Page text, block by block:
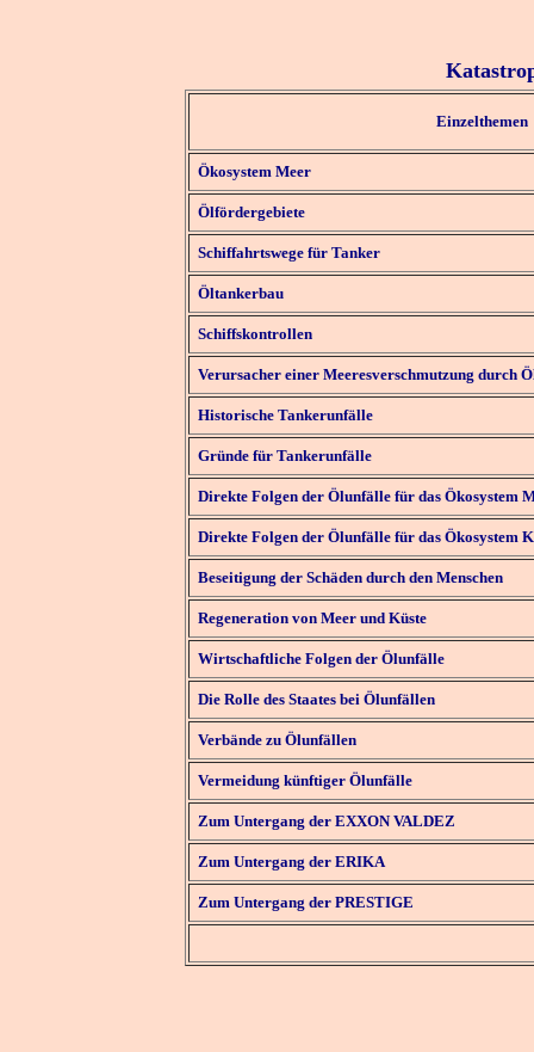
Einzelthemen
Ökosystem Meer
Ölfördergebiete
Schiffahrtswege für Tanker
Öltankerbau
Schiffskontrollen
Verursacher einer Meeresverschmutzung durch
Historische Tankerunfälle
Gründe für Tankerunfälle
Direkte Folgen der Ölunfälle für das Ökosystem
Direkte Folgen der Ölunfälle für das Ökosystem
Beseitigung der Schäden durch den Menschen
Regeneration von Meer und Küste
Wirtschaftliche Folgen der Ölunfälle
Die Rolle des Staates bei Ölunfällen
Verbände zu Ölunfällen
Vermeidung künftiger Ölunfälle
Zum Untergang der EXXON VALDEZ
Zum Untergang der ERIKA
Zum Untergang der PRESTIGE